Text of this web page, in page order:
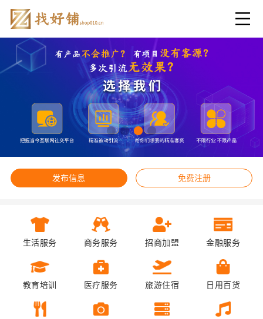
发布信息 免费注册
生活服务 商务服务 招商加盟 金融服务
教育培训 医疗服务 旅游住宿 日用百货